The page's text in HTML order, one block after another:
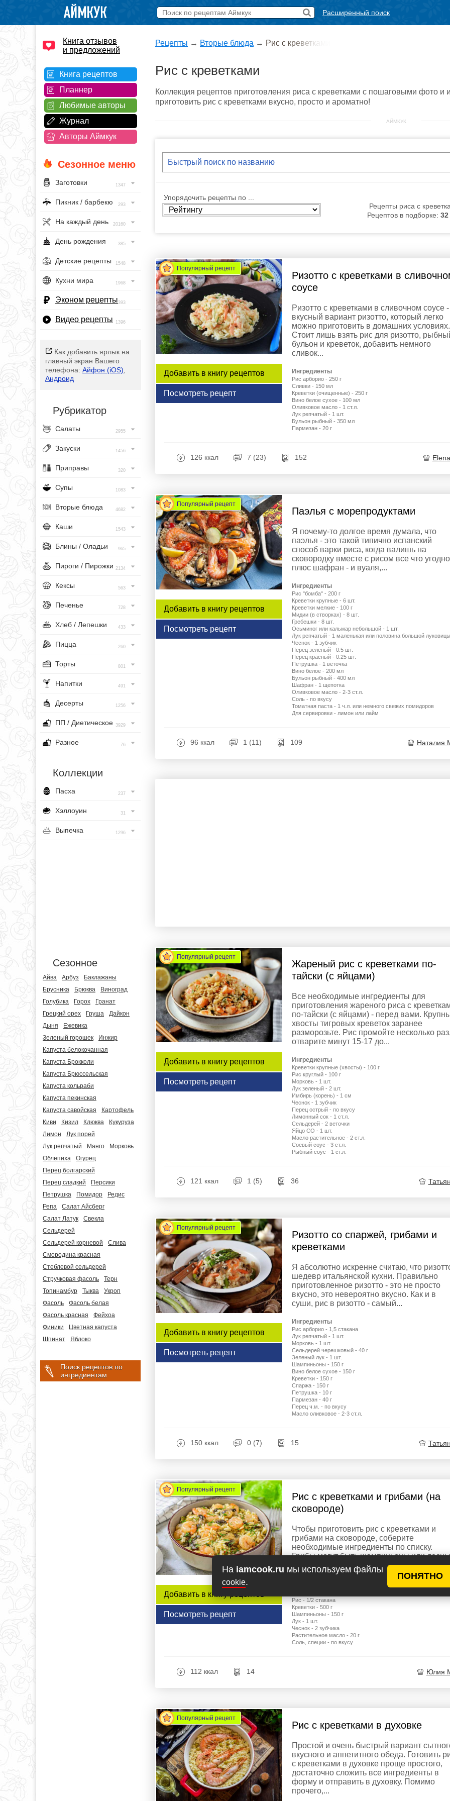
На iamcook.ru мы используем файлы
cookie.
ПОНЯТНО
Расширенный поиск
Книга отзывов
и предложений
Книга рецептов
Планнер
Любимые авторы
Журнал
Авторы Аймкук
Сезонное меню
Заготовки 1347
Пикник / барбекю 293
На каждый день 20160
День рождения 385
Детские рецепты 1548
Кухни мира 1968
Эконом рецепты393
Видео рецепты 1396
Как добавить ярлык на
главный экран Вашего
телефона: Айфон (iOS)
Андроид
Рубрикатор
Салаты 2955
Закуски 1456
Приправы 320
Супы 1083
Вторые блюда 4682
Каши 1543
Блины / Оладьи 965
Пироги / Пирожки 2134
Кексы 563
Печенье 728
Хлеб / Лепешки 433
Пицца 260
Торты 801
Напитки 491
Десерты 1256
ПП / Диетическое 3929
Разное 76
Коллекции
Пасха 237
Хэллоуин 31
Выпечка 1296
Сезонное
Айва Арбуз
Баклажаны
Брусника
Брюква
Виноград
Голубика
Горох
Гранат
Грецкий орех
Груша
Дайкон
Дыня
Ежевика
Зеленый горошек
Инжир
Капуста белокочанная
Капуста Брокколи
Капуста Брюссельская
Капуста кольраби
Капуста пекинская
Капуста савойская
Картофель
Киви
Кизил Клюква
Кукуруза
Лимон
Лук порей
Лук репчатый
Манго
Морковь
Облепиха
Огурец
Перец болгарский
Перец сладкий
Персики
Петрушка
Помидор
Редис
Репа
Салат Айсберг
Салат Латук
Свекла
Сельдерей
Сельдерей корневой
Слива
Смородина красная
Стеблевой сельдерей
Стручковая фасоль
Терн
Топинамбур
Тыква
Укроп
Фасоль
Фасоль белая
Фасоль красная
Фейхоа
Финики
Цветная капуста
Шпинат
Яблоко
Поиск рецептов по
ингредиентам
Рецепты → Вторые блюда → Рис с креветками
Рис с креветками
Коллекция рецептов приготовления риса с креветками с пошаговыми фото
приготовить рис с креветками вкусно, просто и ароматно!
АЙМКУК
Упорядочить рецепты по ...
Рецепты риса с
Рецептов в подборке: 32
Популярный рецепт
Добавить в книгу рецептов
Посмотреть рецепт
Ризотто с креветками в
соусе
Ризотто с креветками в сливочном соусе -
вкусный вариант ризотто, который легко
можно приготовить в домашних условиях.
Стоит лишь взять рис для ризотто,
бульон и креветок, добавить немного
сливок...
Ингредиенты
Рис арборио - 250 г
Сливки - 150 мл
Креветки (очищенные) - 250 г
Вино белое сухое - 100 мл
Оливковое масло - 1 ст.л.
Лук репчатый - 1 шт.
Бульон рыбный - 350 мл
Пармезан - 20 г
126 ккал 7 (23) 152
Популярный рецепт
Добавить в книгу рецептов
Посмотреть рецепт
Паэлья с морепродуктами
Я почему-то долгое время думала, что
паэлья - это такой типично испанский
способ варки риса, когда валишь на
сковородку вместе с рисом все что
плюс шафран - и вуаля,...
Ингредиенты
Рис "бомба" - 200 г
Креветки крупные - 6 шт.
Креветки мелкие - 100 г
Мидии (в створках) - 8 шт.
Гребешки - 8 шт.
Осьминог или кальмар небольшой - 1 шт.
Лук репчатый - 1 маленькая или половина большой луковицы
Чеснок - 1 зубчик
Перец зеленый - 0.5 шт.
Перец красный - 0.25 шт.
Петрушка - 1 веточка
Вино белое - 200 мл
Бульон рыбный - 400 мл
Шафран - 1 щепотка
Оливковое масло - 2-3 ст.л.
Соль - по вкусу
Томатная паста - 1 ч.л. или немного свежих помидоров
Для сервировки - лимон или лайм
96 ккал 1 (11) 109 Наталия
Популярный рецепт
Добавить в книгу рецептов
Посмотреть рецепт
Жареный рис с креветками по-
тайски (с яйцами)
Все необходимые ингредиенты для
приготовления жареного риса с
по-тайски (с яйцами) - перед вами.
хвосты тигровых креветок заранее
разморозьте. Рис промойте несколько
отварите минут 15-17 до...
Ингредиенты
Креветки крупные (хвосты) - 100 г
Рис круглый - 100 г
Морковь - 1 шт.
Лук зеленый - 2 шт.
Имбирь (корень) - 1 см
Чеснок - 1 зубчик
Перец острый - по вкусу
Лимонный сок - 1 ст.л.
Сельдерей - 2 веточки
Яйцо СО - 1 шт.
Масло растительное - 2 ст.л.
Соевый соус - 3 ст.л.
Рыбный соус - 1 ст.л.
121 ккал 1 (5) 36
Популярный рецепт
Добавить в книгу рецептов
Посмотреть рецепт
Ризотто со спаржей, грибами и
креветками
Я абсолютно искренне считаю, что
шедевр итальянской кухни. Правильно
приготовленное ризотто - это не просто
вкусно, это невероятно вкусно. Как и в
суши, рис в ризотто - самый...
Ингредиенты
Рис арборио - 1,5 стакана
Лук репчатый - 1 шт.
Морковь - 1 шт.
Сельдерей черешковый - 40 г
Зеленый лук - 1 шт.
Шампиньоны - 150 г
Вино белое сухое - 150 г
Креветки - 150 г
Спаржа - 150 г
Петрушка - 10 г
Пармезан - 40 г
Перец ч.м. - по вкусу
Масло оливковое - 2-3 ст.л.
150 ккал 0 (7) 15
Популярный рецепт
Добавить в книгу рецептов
Посмотреть рецепт
Рис с креветками и грибами (на
сковороде)
Чтобы приготовить рис с креветками и
грибами на сковороде, соберите
необходимые ингредиенты по списку.
Грибы могут быть шампиньоны или
Креветки опустите в кипящую воду и
доведите ещё...
Рис - 1/2 стакана
Креветки - 500 г
Шампиньоны - 150 г
Лук - 1 шт.
Чеснок - 2 зубчика
Растительное масло - 20 г
Соль, специи - по вкусу
112 ккал 14 Юлия
Популярный рецепт
Рис с креветками в духовке
Простой и очень быстрый вариант
вкусного и аппетитного обеда. Готовить
с креветками в духовке проще простого,
достаточно сложить все ингредиенты в
форму и отправить в духовку. Помимо
прочего,...